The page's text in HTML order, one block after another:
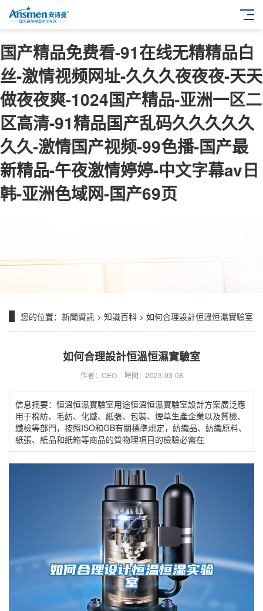
国产精品免费看-91在线无精精品白
丝-激情视频网址-久久久夜夜夜-天天
做夜夜爽-1024国产精品-亚洲一区二
区高清-91精品国产乱码久久久久久
久久-激情国产视频-99色播-国产最
新精品-午夜激情婷婷-中文字幕av日
韩-亚洲色域网-国产69页
您的位置： 新聞資訊 > 知識百科 > 如何合理設計恒溫恒濕實驗室
如何合理設計恒溫恒濕實驗室
作者：CEO 時間：2023-03-08
信息摘要：恒溫恒濕實驗室用途恒溫恒濕實驗室設計方案廣泛應
用于棉紡、毛紡、化纖、紙張、包裝、煙草生產企業以及質檢、
纖檢等部門，按照ISO和GB有關標準規定，紡織品、紡織原料、
紙張、紙品和紙箱等商品的質物理項目的檢驗必需在